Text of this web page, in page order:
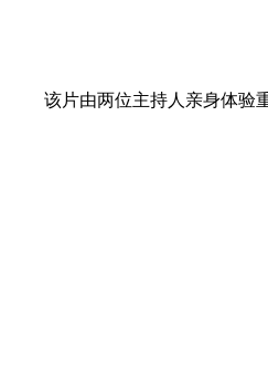
该片由两位主持人亲身体验